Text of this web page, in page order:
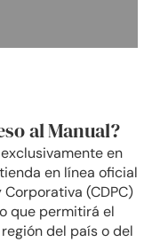
al Manual?
en
en línea oficial
(CDPC)
que permitirá el
del país o del